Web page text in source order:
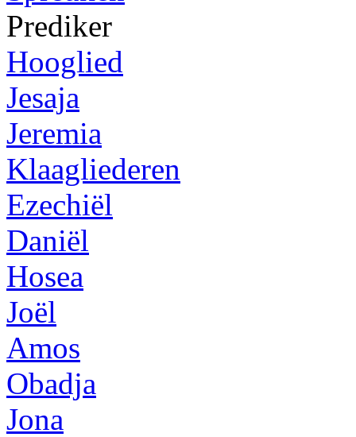
Prediker
Hooglied
Jesaja
Jeremia
Klaagliederen
Ezechiël
Daniël
Hosea
Joël
Amos
Obadja
Jona